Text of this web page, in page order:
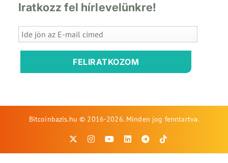
Iratkozz fel hírlevelünkre!
FELIRATKOZOM
Bitcoinbazis.hu © 2016-2026. Minden jog fenntartva.